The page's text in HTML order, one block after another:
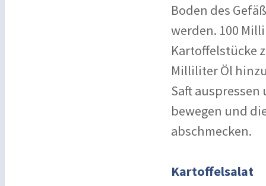
Boden des
werden. 100
Kartoffelstücke
Milliliter Öl
Saft
bewegen und
abschmecken.
Kartoffelsalat